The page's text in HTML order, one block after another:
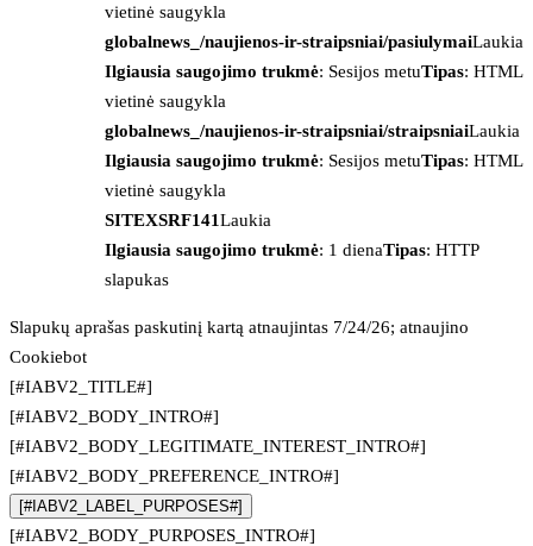
vietinė saugykla
globalnews_/naujienos-ir-straipsniai/pasiulymaiLaukia
Ilgiausia saugojimo trukmė: Sesijos metuTipas: HTML
vietinė saugykla
globalnews_/naujienos-ir-straipsniai/straipsniaiLaukia
Ilgiausia saugojimo trukmė: Sesijos metuTipas: HTML
vietinė saugykla
SITEXSRF141Laukia
Ilgiausia saugojimo trukmė: 1 dienaTipas: HTTP
slapukas
Slapukų aprašas paskutinį kartą atnaujintas 7/24/26; atnaujino
Cookiebot
[#IABV2_TITLE#]
[#IABV2_BODY_INTRO#]
[#IABV2_BODY_LEGITIMATE_INTEREST_INTRO#]
[#IABV2_BODY_PREFERENCE_INTRO#]
[#IABV2_LABEL_PURPOSES#]
[#IABV2_BODY_PURPOSES_INTRO#]